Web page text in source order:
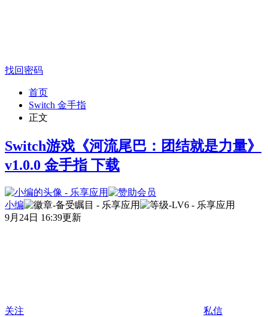
找回密码
首页
Switch 金手指
正文
Switch游戏《河流尾巴：团结就是力量》
v1.0.0 金手指 下载
小编
9月24日 16:39更新
关注 私信